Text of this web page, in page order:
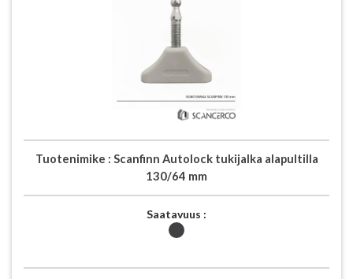
Tuotenimike : Scanfinn Autolock tukijalka alapultilla
130/64 mm
Saatavuus :